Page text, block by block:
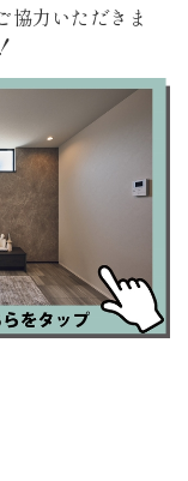
協力いただきま